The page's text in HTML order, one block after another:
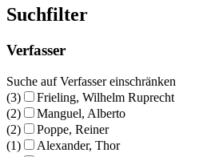
Suchfilter
Verfasser
Suche auf Verfasser einschränken
(3)
Frieling, Wilhelm Ruprecht
(2)
Manguel, Alberto
(2)
Poppe, Reiner
(1)
Alexander, Thor